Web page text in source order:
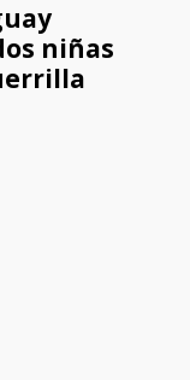
niñas